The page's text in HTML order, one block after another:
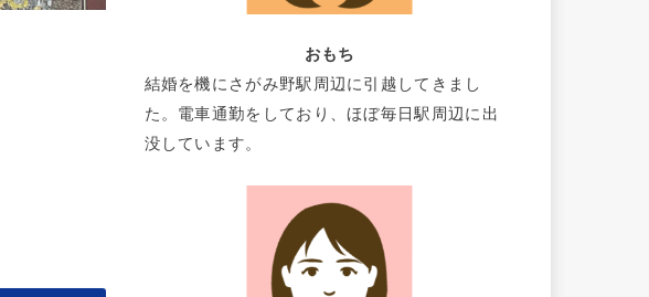
おもち
結婚を機にさがみ野駅周辺に引越してきまし
た。電車通勤をしており、ほぼ毎日駅周辺に出
没しています。